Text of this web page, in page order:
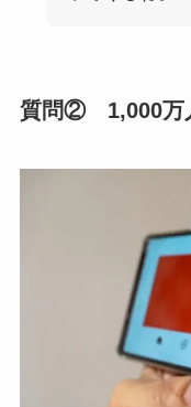
質問② 1,000万